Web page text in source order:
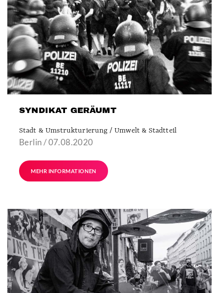
SYNDIKAT GERÄUMT
Stadt & Umstrukturierung / Umwelt & Stadtteil
Berlin / 07.08.2020
MEHR INFORMATIONEN